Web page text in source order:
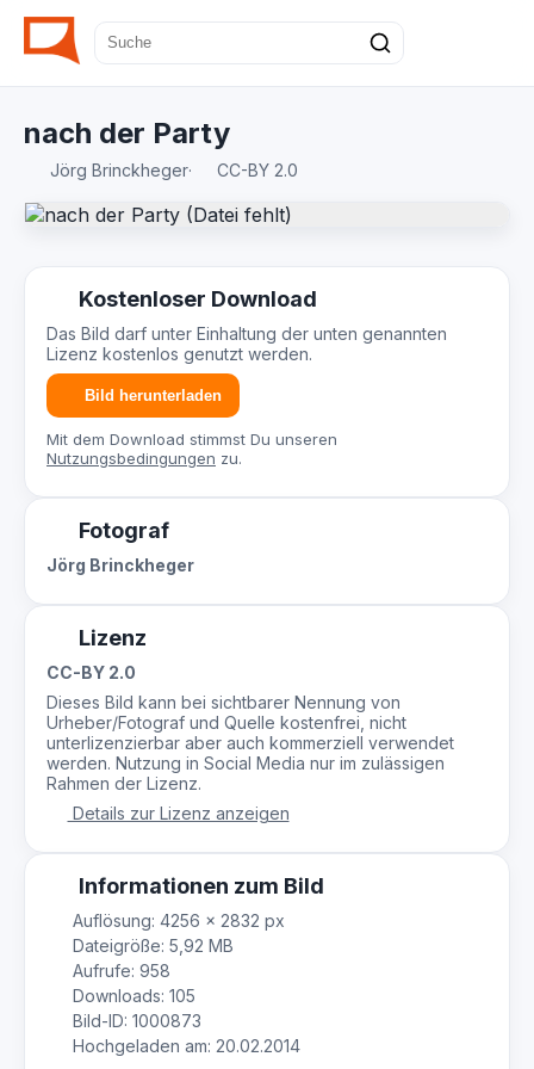
nach der Party
Jörg Brinckheger· CC-BY 2.0
Kostenloser Download
Das Bild darf unter Einhaltung der unten genannten
Lizenz kostenlos genutzt werden.
Bild herunterladen
Mit dem Download stimmst Du unseren
Nutzungsbedingungen zu.
Fotograf
Jörg Brinckheger
Lizenz
CC-BY 2.0
Dieses Bild kann bei sichtbarer Nennung von
Urheber/Fotograf und Quelle kostenfrei, nicht
unterlizenzierbar aber auch kommerziell verwendet
werden. Nutzung in Social Media nur im zulässigen
Rahmen der Lizenz.
Details zur Lizenz anzeigen
Informationen zum Bild
Auflösung: 4256 × 2832 px
Dateigröße: 5,92 MB
Aufrufe: 958
Downloads: 105
Bild-ID: 1000873
Hochgeladen am: 20.02.2014